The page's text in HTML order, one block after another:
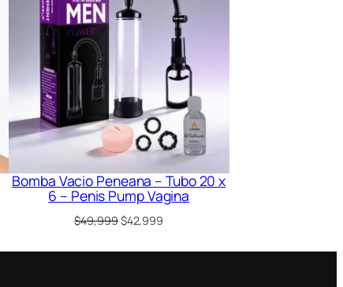
Bomba Vacio Peneana – Tubo 20 x
6 – Penis Pump Vagina
$49,999El
original
$42,999
actual